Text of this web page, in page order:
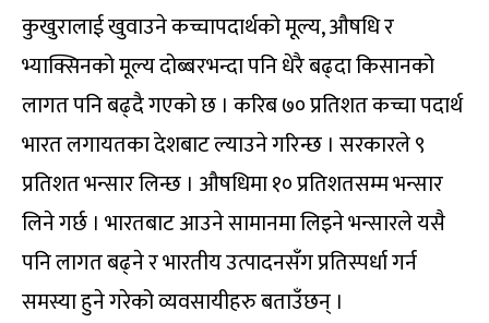
कुखुरालाई खुवाउने कच्चापदार्थको मूल्य, औषधि र
भ्याक्सिनको मूल्य दोब्बरभन्दा पनि धेरै बढ्दा किसानको
लागत पनि बढ्दै गएको छ । करिब ७० प्रतिशत कच्चा पदार्थ
भारत लगायतका देशबाट ल्याउने गरिन्छ । सरकारले ९
प्रतिशत भन्सार लिन्छ । औषधिमा १० प्रतिशतसम्म भन्सार
लिने गर्छ । भारतबाट आउने सामानमा लिइने भन्सारले यसै
पनि लागत बढ्ने र भारतीय उत्पादनसँग प्रतिस्पर्धा गर्न
समस्या हुने गरेको व्यवसायीहरु बताउँछन् ।